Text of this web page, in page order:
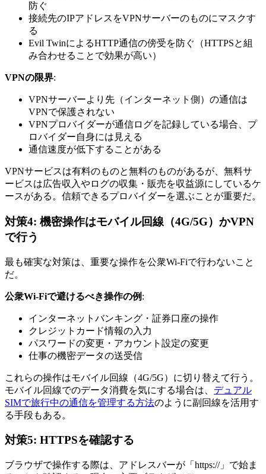
防ぐ
接続先のIPアドレスをVPNサーバーのものにマスクす
る
Evil TwinによるHTTP通信の傍受を防ぐ（HTTPSと組
み合わせることで効果が高い）
VPNの限界:
VPNサーバーより先（インターネット側）の通信は
VPNで保護されない
VPNプロバイダーが通信ログを記録している場合、プ
ロバイダー自身には見える
通信速度が低下することがある
VPNサービスは有料のものと無料のものがあるが、無料サ
ービスは広告収入やログの収集・販売を収益源にしているケ
ースがある。信頼できるプロバイダーを選ぶことが重要だ。
対策4: 機密操作はモバイル回線（4G/5G）かVPN
で行う
最も確実な対策は、重要な操作を公衆Wi-Fiで行わないこと
だ。
公衆Wi-Fiで避けるべき操作の例 :
インターネットバンキング・証券口座の操作
クレジットカード情報の入力
パスワードの変更・アカウント設定の変更
仕事の機密データの送受信
これらの操作はモバイル回線（4G/5G）に切り替えて行う。
モバイル回線でのデータ消費を気にする場合は、 デュアル
SIMで旅行中の通信を管理する方法のように副回線を活用す
る手段もある。
対策5: HTTPSを確認する
ブラウザで操作する際は、アドレスバーが「https://」で始ま